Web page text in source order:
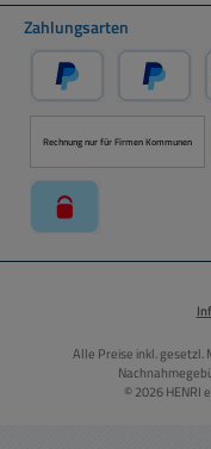
Zahlungsarten
PayPal Später
Rechnung nur für Firmen Kommunen
Alle Preise inkl.
© 2026 HENRI